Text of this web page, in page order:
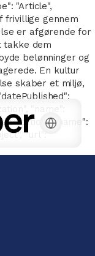
"Article",
frivillige gennem
er afgørende for
takke dem
belønninger og
En kultur
skaber et miljø,
"name":
"name":
"url":